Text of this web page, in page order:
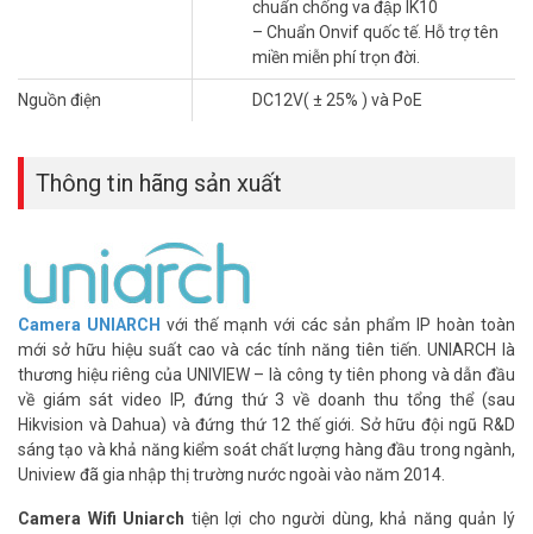
– Hồng ngoại thông minh (Smart IR) 30m, độ nhạy sáng 0.02 Lux.
– Hỗ trợ công nghệ nén băng thông U-code
– Tự động chuyển ngày đêm, tự động cân bằng ánh sáng trắng,
chống gợn, chống nhiễu 3DNR, chống ngược sáng DWDR.
– Chuẩn chống nước và bụi IP67, chuẩn chống va đập IK10
– Nguồn cấp DC12V( ± 25% ) và PoE
– Xuất xứ: Trung Quốc.
Đặt mua hàng Online ngay hôm nay để được hỗ trợ giá tốt nhất.
Tham khảo thêm thông tin tại
chuẩn chống va đập IK10
– Chuẩn Onvif quốc tế. Hỗ trợ tên
miền miễn phí trọn đời.
Nguồn điện DC12V( ± 25% ) và PoE
Thông tin hãng sản xuất
Camera UNIARCH với thế mạnh với các sản phẩm IP hoàn toàn
mới sở hữu hiệu suất cao và các tính năng tiên tiến. UNIARCH là
thương hiệu riêng của UNIVIEW – là công ty tiên phong và dẫn đầu
về giám sát video IP, đứng thứ 3 về doanh thu tổng thể (sau
Hikvision và Dahua) và đứng thứ 12 thế giới. Sở hữu đội ngũ R&D
sáng tạo và khả năng kiểm soát chất lượng hàng đầu trong ngành,
Uniview đã gia nhập thị trường nước ngoài vào năm 2014.
Camera Wifi Uniarch tiện lợi cho người dùng, khả năng quản lý